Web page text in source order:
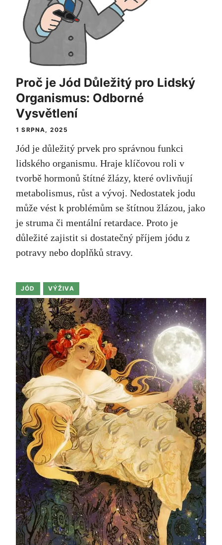
Proč je Jód Důležitý pro Lidský
Organismus: Odborné
Vysvětlení
1 SRPNA, 2025
Jód je důležitý prvek pro správnou funkci
lidského organismu. Hraje klíčovou roli v
tvorbě hormonů štítné žlázy, které ovlivňují
metabolismus, růst a vývoj. Nedostatek jodu
může vést k problémům se štítnou žlázou, jako
je struma či mentální retardace. Proto je
důležité zajistit si dostatečný příjem jódu z
potravy nebo doplňků stravy.
JÓD VÝŽIVA